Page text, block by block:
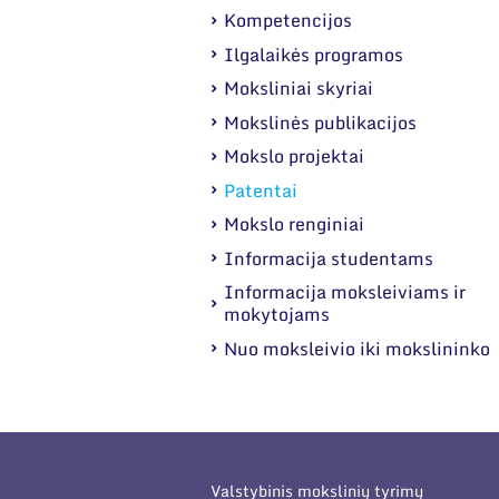
Kompetencijos
Ilgalaikės programos
Moksliniai skyriai
Mokslinės publikacijos
Mokslo projektai
Patentai
Mokslo renginiai
Informacija studentams
Informacija moksleiviams ir
mokytojams
Nuo moksleivio iki mokslininko
Valstybinis mokslinių tyrimų